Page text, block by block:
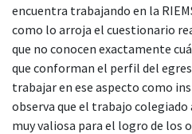
encuentra trabajando en la
como lo arroja el cuestionario
que no conocen exactamente
que conforman el perfil del
trabajar en ese aspecto como
observa que el trabajo
muy valiosa para el logro de los